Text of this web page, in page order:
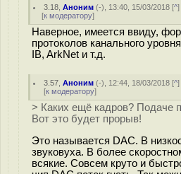
3.18 ,Аноним (-), 13:40, 15/03/2018 [^]
[к модератору]
Наверное, имеется ввиду,
протоколов канального
IB, ArkNet и т.д.
3.57 ,Аноним (-), 12:44, 18/03/2018 [^]
[к модератору]
> Каких ещё кадров? Подаче
Вот это будет прорыв!
Это называется DAC. В
звуковуха. В более
всякие. Совсем круто и